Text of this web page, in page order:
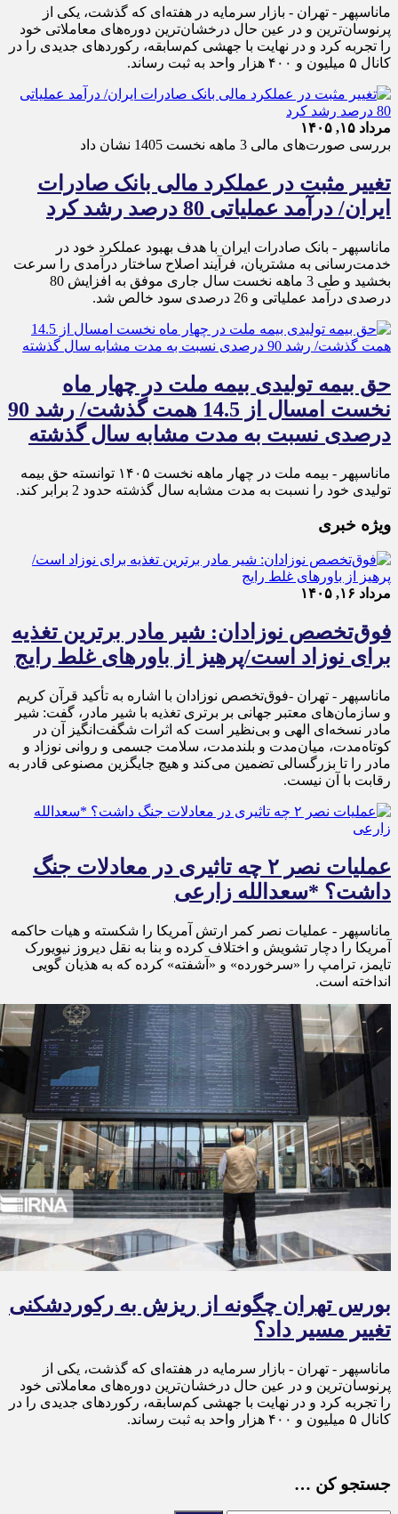
ماناسپهر - تهران - بازار سرمایه در هفته‌ای که گذشت، یکی از
پرنوسان‌ترین و در عین حال درخشان‌ترین دوره‌های معاملاتی خود
را تجربه کرد و در نهایت با جهشی کم‌سابقه، رکوردهای جدیدی را در
کانال ۵ میلیون و ۴۰۰ هزار واحد به ثبت رساند.
مرداد ۱۵, ۱۴۰۵
بررسی صورت‌های مالی 3 ماهه نخست 1405 نشان داد
تغییر مثبت در عملکرد مالی بانک صادرات
ایران/ درآمد عملیاتی 80 درصد رشد کرد
ماناسپهر - ​بانک صادرات ایران با هدف بهبود عملکرد خود در
خدمت‌رسانی به مشتریان، فرآیند اصلاح ساختار درآمدی را سرعت
بخشید و طی 3 ماهه نخست سال جاری موفق به افزایش 80
درصدی درآمد عملیاتی و 26 درصدی سود خالص شد.
حق بیمه تولیدی بیمه ملت در چهار ماه
نخست امسال از 14.5 همت گذشت/ رشد 90
درصدی نسبت به مدت مشابه سال گذشته
ماناسپهر - بیمه ملت در چهار ماهه نخست ۱۴٠۵ توانسته حق بیمه
تولیدی خود را نسبت به مدت مشابه سال گذشته حدود 2 برابر کند.
ویژه خبری
مرداد ۱۶, ۱۴۰۵
فوق‌تخصص نوزادان: شیر مادر برترین تغذیه
برای نوزاد است/پرهیز از باورهای غلط رایج
ماناسپهر - تهران -فوق‌تخصص نوزادان با اشاره به تأکید قرآن کریم
و سازمان‌های معتبر جهانی بر برتری تغذیه با شیر مادر، گفت: شیر
مادر نسخه‌ای الهی و بی‌نظیر است که اثرات شگفت‌انگیز آن در
کوتاه‌مدت، میان‌مدت و بلندمدت، سلامت جسمی و روانی نوزاد و
مادر را تا بزرگسالی تضمین می‌کند و هیچ جایگزین مصنوعی قادر به
رقابت با آن نیست.
عملیات نصر ۲ چه تاثیری در معادلات جنگ
داشت؟ *سعدالله زارعی
ماناسپهر - عملیات نصر کمر ارتش آمریکا را شکسته و هیات حاکمه
آمریکا را دچار تشویش و اختلاف کرده و بنا به نقل دیروز نیویورک
تایمز، ترامپ را «سرخورده» و «آشفته» کرده که به هذیان گویی
انداخته است.
بورس تهران چگونه از ریزش به رکوردشکنی
تغییر مسیر داد؟
ماناسپهر - تهران - بازار سرمایه در هفته‌ای که گذشت، یکی از
پرنوسان‌ترین و در عین حال درخشان‌ترین دوره‌های معاملاتی خود
را تجربه کرد و در نهایت با جهشی کم‌سابقه، رکوردهای جدیدی را در
کانال ۵ میلیون و ۴۰۰ هزار واحد به ثبت رساند.
جستجو کن …